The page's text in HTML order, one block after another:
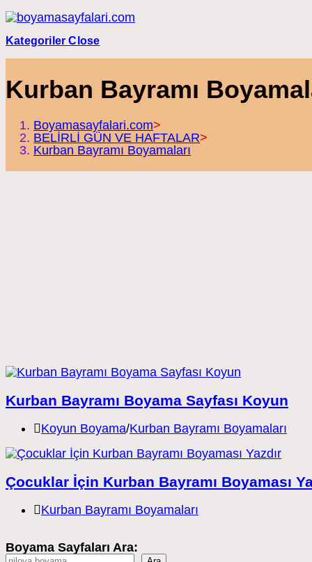
Skip
to
content
Kategoriler Close
Kurban Bayramı
Boyamasayfalari.com>
BELİRLİ GÜN VE HAFTALAR>
Kurban Bayramı Boyamaları
Kurban Bayramı Boyama Sayfası Koyun
Post
Koyun Boyama/Kurban Bayramı Boyamaları
Çocuklar İçin Kurban Bayramı Boyaması
Post
Kurban Bayramı Boyamaları
Boyama Sayfaları Ara: